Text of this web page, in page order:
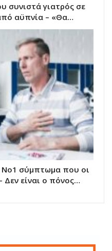
συνιστά γιατρός σε
αϋπνία – «Θα…
Νο1 σύμπτωμα που οι
Δεν είναι ο πόνος…